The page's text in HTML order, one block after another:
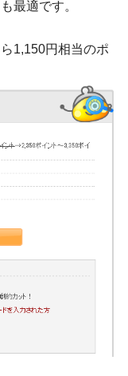
最適です。
1,150円相当のポ